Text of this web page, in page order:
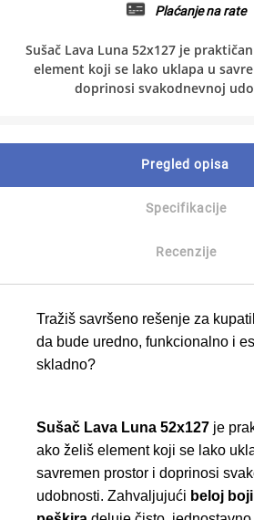
Plaćanje na rate
Sušač Lava Luna 52x127 je
element koji se lako uklapa u
doprinosi svakodnevnoj
Pregled opisa
Specifikacije
Recenzije
Tražiš savršeno rešenje za
da bude uredno, funkcionalno i
skladno?
Sušač Lava Luna 52x127 je
ako želiš element koji se lako
savremen prostor i doprinosi
udobnosti. Zahvaljujući beloj boji